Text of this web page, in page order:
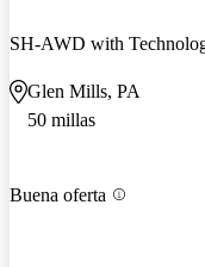
SH-AWD with
Glen Mills, PA
50 millas
Buena oferta